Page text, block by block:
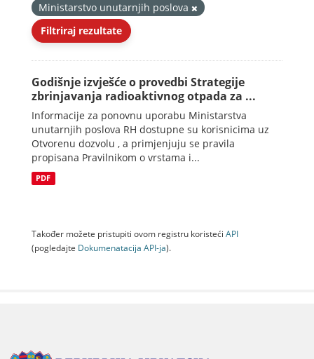
Ministarstvo unutarnjih poslova
Filtriraj rezultate
Godišnje izvješće o provedbi Strategije
zbrinjavanja radioaktivnog otpada za ...
Informacije za ponovnu uporabu Ministarstva
unutarnjih poslova RH dostupne su korisnicima uz
Otvorenu dozvolu , a primjenjuju se pravila
propisana Pravilnikom o vrstama i...
PDF
Također možete pristupiti ovom registru koristeći API
(pogledajte Dokumenаtаcijа API-jа).